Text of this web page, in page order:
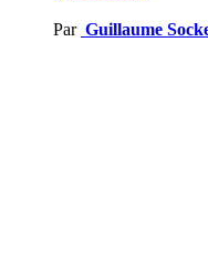
Par Guillaume